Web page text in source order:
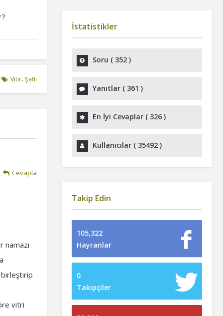
Vitir، Şafii
Cevapla
namazı
vitri
İstatistikler
Soru ( 352)
Yanıtlar ( 361 )
En İyi Cevaplar ( 326)
Kullanıcılar ( 35492)
Takip Edin
105,322
Hayranlar
0
Takipçiler